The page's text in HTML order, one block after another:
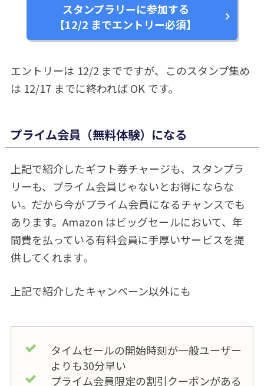
スタンプラリーに参加する
【12/2 までエントリー必須】
エントリーは 12/2 までですが、このスタンプ集め
は 12/17 までに終われば OK です。
プライム会員（無料体験）になる
上記で紹介したギフト券チャージも、スタンプラ
リーも、プライム会員じゃないとお得にならな
い。だから今がプライム会員になるチャンスでも
あります。Amazon はビッグセールにおいて、年
間費を払っている有料会員に手厚いサービスを提
供してくれます。
上記で紹介したキャンペーン以外にも
タイムセールの開始時刻が一般ユーザー
よりも30分早い
プライム会員限定の割引クーポンがある